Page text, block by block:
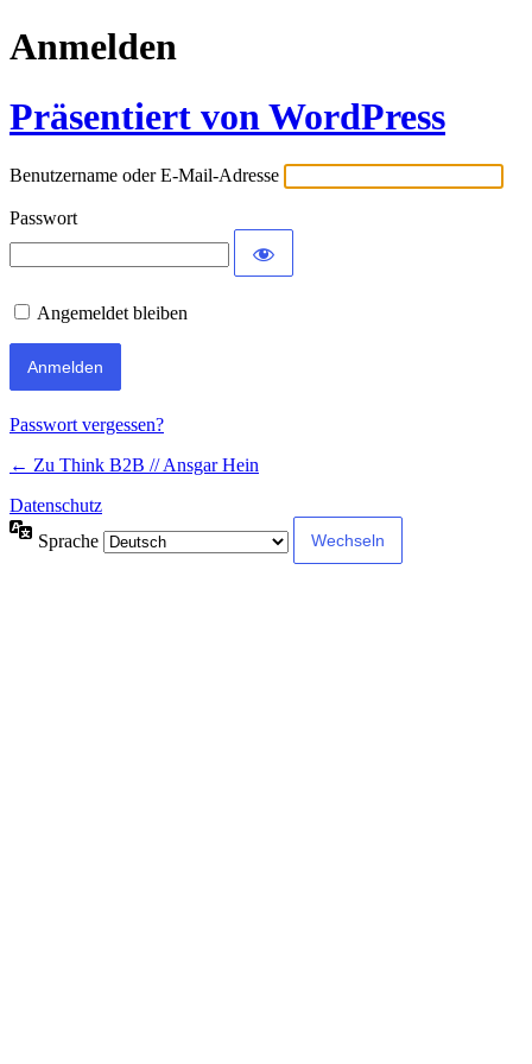
Anmelden
Präsentiert von WordPress
Benutzername oder E-Mail-Adresse
Passwort
Angemeldet bleiben
Passwort vergessen?
← Zu Think B2B // Ansgar Hein
Datenschutz
Sprache